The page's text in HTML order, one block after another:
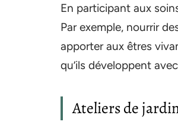
En participant aux
Par exemple, nourrir
apporter aux êtres
qu’ils développent
Ateliers de